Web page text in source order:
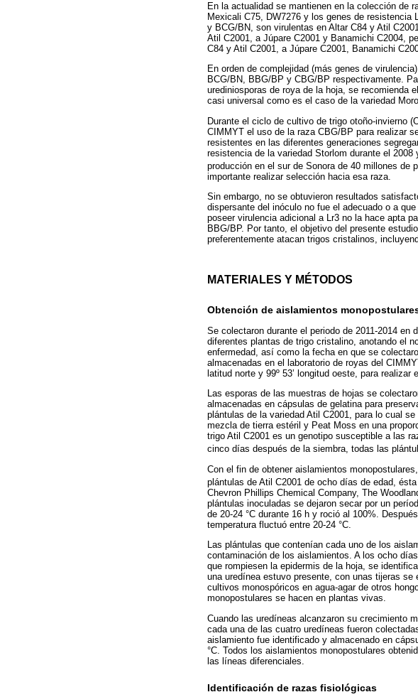
En la actualidad se mantienen en la colección de
Mexicali C75, DW7276 y los genes de
y BCG/BN, son virulentas en Altar C84 y Atil
Atil C2001, a Júpare C2001 y Banamichi C2004,
C84 y Atil C2001, a Júpare C2001, Banamichi
En orden de complejidad (más genes de
BCG/BN, BBG/BP y CBG/BP respectivamente.
urediniosporas de roya de la hoja, se recomienda
casi universal como es el caso de la variedad
Durante el ciclo de cultivo de trigo otoño-invierno
CIMMYT el uso de la raza CBG/BP para realizar
resistentes en las diferentes generaciones
resistencia de la variedad Storlom durante el
producción en el sur de Sonora de 40 millones de
importante realizar selección hacia esa raza.
Sin embargo, no se obtuvieron resultados
dispersante del inóculo no fue el adecuado o a
poseer virulencia adicional a Lr3 no la hace apta
BBG/BP. Por tanto, el objetivo del presente
preferentemente atacan trigos cristalinos,
MATERIALES Y MÉTODOS
Obtención de aislamientos
Se colectaron durante el periodo de 2011-2014
diferentes plantas de trigo cristalino, anotando el
enfermedad, así como la fecha en que se
almacenadas en el laboratorio de royas del
latitud norte y 99º 53’ longitud oeste, para realizar
Las esporas de las muestras de hojas se
almacenadas en cápsulas de gelatina para
plántulas de la variedad Atil C2001, para lo cual
mezcla de tierra estéril y Peat Moss en una
trigo Atil C2001 es un genotipo susceptible a las
cinco días después de la siembra, todas las
Con el fin de obtener aislamientos
plántulas de Atil C2001 de ocho días de edad,
Chevron Phillips Chemical Company, The
plántulas inoculadas se dejaron secar por un
de 20-24 °C durante 16 h y roció al 100%.
temperatura fluctuó entre 20-24 °C.
Las plántulas que contenían cada uno de los
contaminación de los aislamientos. A los ocho
que rompiesen la epidermis de la hoja, se
una uredínea estuvo presente, con unas tijeras
cultivos monospóricos en agua-agar de otros
monopostulares se hacen en plantas vivas.
Cuando las uredíneas alcanzaron su crecimiento
cada una de las cuatro uredíneas fueron
aislamiento fue identificado y almacenado en
°C. Todos los aislamientos monopostulares
las líneas diferenciales.
Identificación de razas fisiológicas